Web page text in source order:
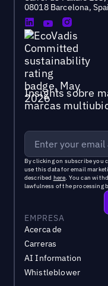
08018 Barcelona,
Insights sobre
marcas
By clicking on subscribe you
use this data for email
described here. You can
lawfulness of the processing
EMPRESA
Acerca de
Carreras
AI Information
Whistleblower